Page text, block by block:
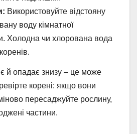
Використовуйте відстояну
воду кімнатної
Холодна чи хлорована вода
й опадає знизу – це може
корені: якщо вони
пересаджуйте рослину,
частини.